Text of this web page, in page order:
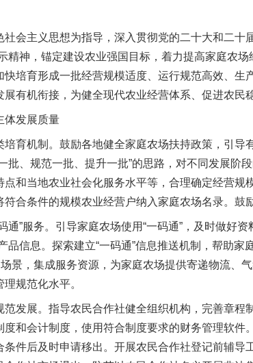
主义思想为指导，深入贯彻党的二十大和二十
精神，锚定建设农业强国目标，着力提高家庭农
培育形成一批经营规模适度、运行规范高效、生
有机衔接，为健全现代农业经营体系、促进农民
发展质量
机制。鼓励各地健全家庭农场扶持政策，引导
批、规范一批、提升一批”的思路，对不同发展阶
和当地农业社会化服务水平等，合理确定经营规
合条件的规模农业经营户纳入家庭农场名录。鼓
”服务。引导家庭农场使用“一码通”，及时做好资
品信息。探索建立“一码通”信息推送机制，帮助
场景，集成服务资源，为家庭农场提供寄递物流、
规范化水平。
展。指导农民合作社健全组织机构，完善章程
和会计制度，使用符合制度要求的财务管理软件
件后及时申请移出。开展农民合作社登记前辅导